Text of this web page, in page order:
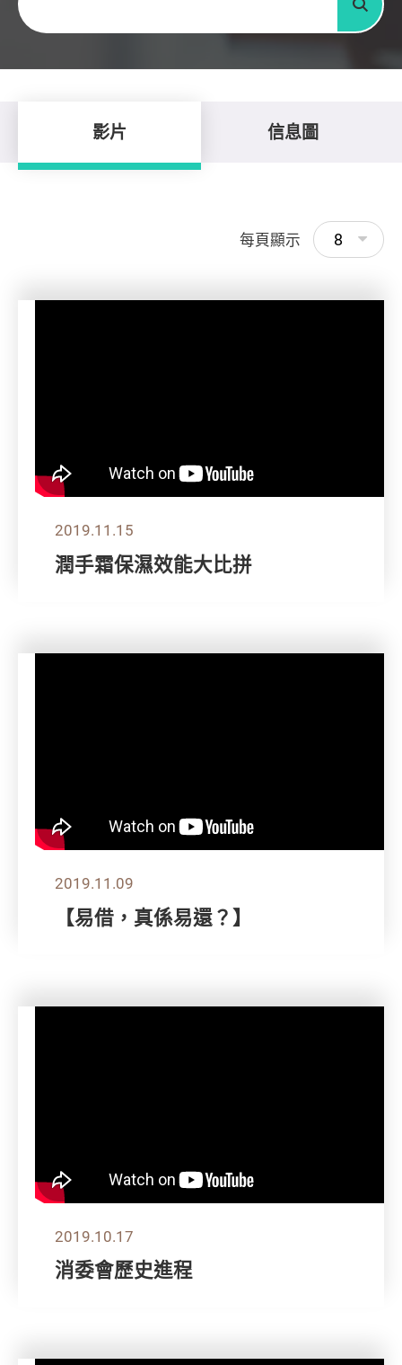
搜尋
影片 信息圖
每頁顯示 8
2019.11.15
潤手霜保濕效能大比拼
2019.11.09
【易借，真係易還？】
2019.10.17
消委會歷史進程